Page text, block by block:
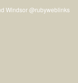
Windsor @rubyweblinks